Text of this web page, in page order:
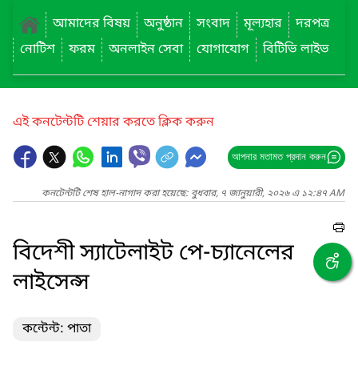
আমাদের বিষয়
অনুষ্ঠান সংবাদ মূল্যহার
দরপত্র
নোটিশ
ফরম অনলাইন সেবা যোগাযোগ বিটিভি লাইভ
এই কনটেন্টটি শেয়ার করতে ক্লিক করুন
আপনার মতামত প্রদান করুন
কনটেন্টটি শেষ হাল-নাগাদ করা হয়েছে: বুধবার, ৭ জানুয়ারী, ২০২৬ এ ১২:৪৭ AM
বিদেশী স্যাটেলাইট পে-চ্যানেলের
লাইসেন্স
কন্টেন্ট: পাতা